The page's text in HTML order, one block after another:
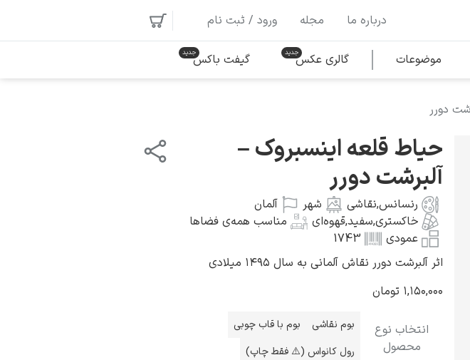
درباره ما مجله ورود / ثبت نام
موضوعات گالری عکس گیفت باکس
دورر
حیاط قلعه اینسبروک –
آلبرشت دورر
رنسانس,نقاشی شهر
آلمان
خاکستری,سفید,قهوه‌ای
مناسب همه‌ی فضاها
عمودی
1743
اثر آلبرشت دورر نقاش آلمانی به سال ۱۴۹۵ میلادی
۱,۱۵۰,۰۰۰ تومان
انتخاب نوع
محصول
بوم نقاشی
بوم با قاب چوبی
رول کانواس (⚠️ فقط چاپ)